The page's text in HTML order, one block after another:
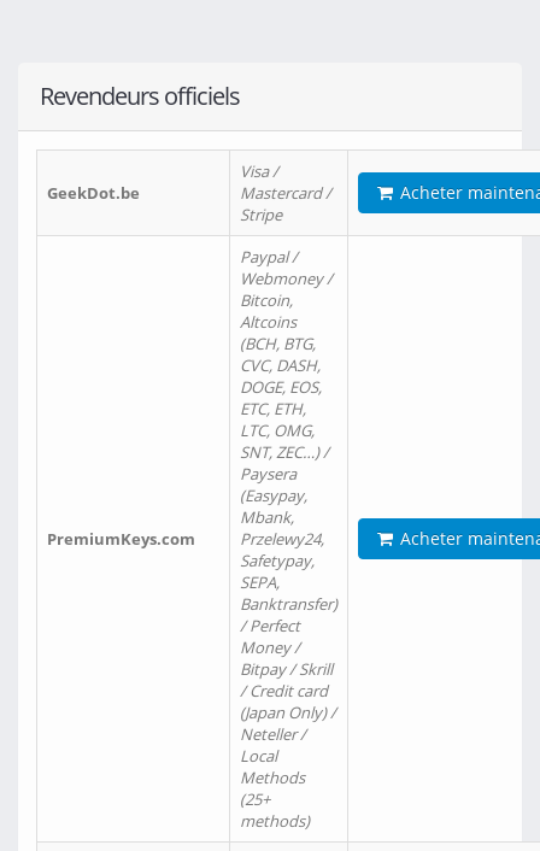
Revendeurs officiels
GeekDot.be
Visa /
Mastercard /
Stripe
Acheter
PremiumKeys.com
Paypal /
Webmoney /
Bitcoin,
Altcoins
(BCH, BTG,
CVC, DASH,
DOGE, EOS,
ETC, ETH,
LTC, OMG,
SNT, ZEC…) /
Paysera
(Easypay,
Mbank,
Przelewy24,
Safetypay,
SEPA,
Banktransfer)
/ Perfect
Money /
Bitpay / Skrill
/ Credit card
(Japan Only) /
Neteller /
Local
Methods
(25+
methods)
Acheter